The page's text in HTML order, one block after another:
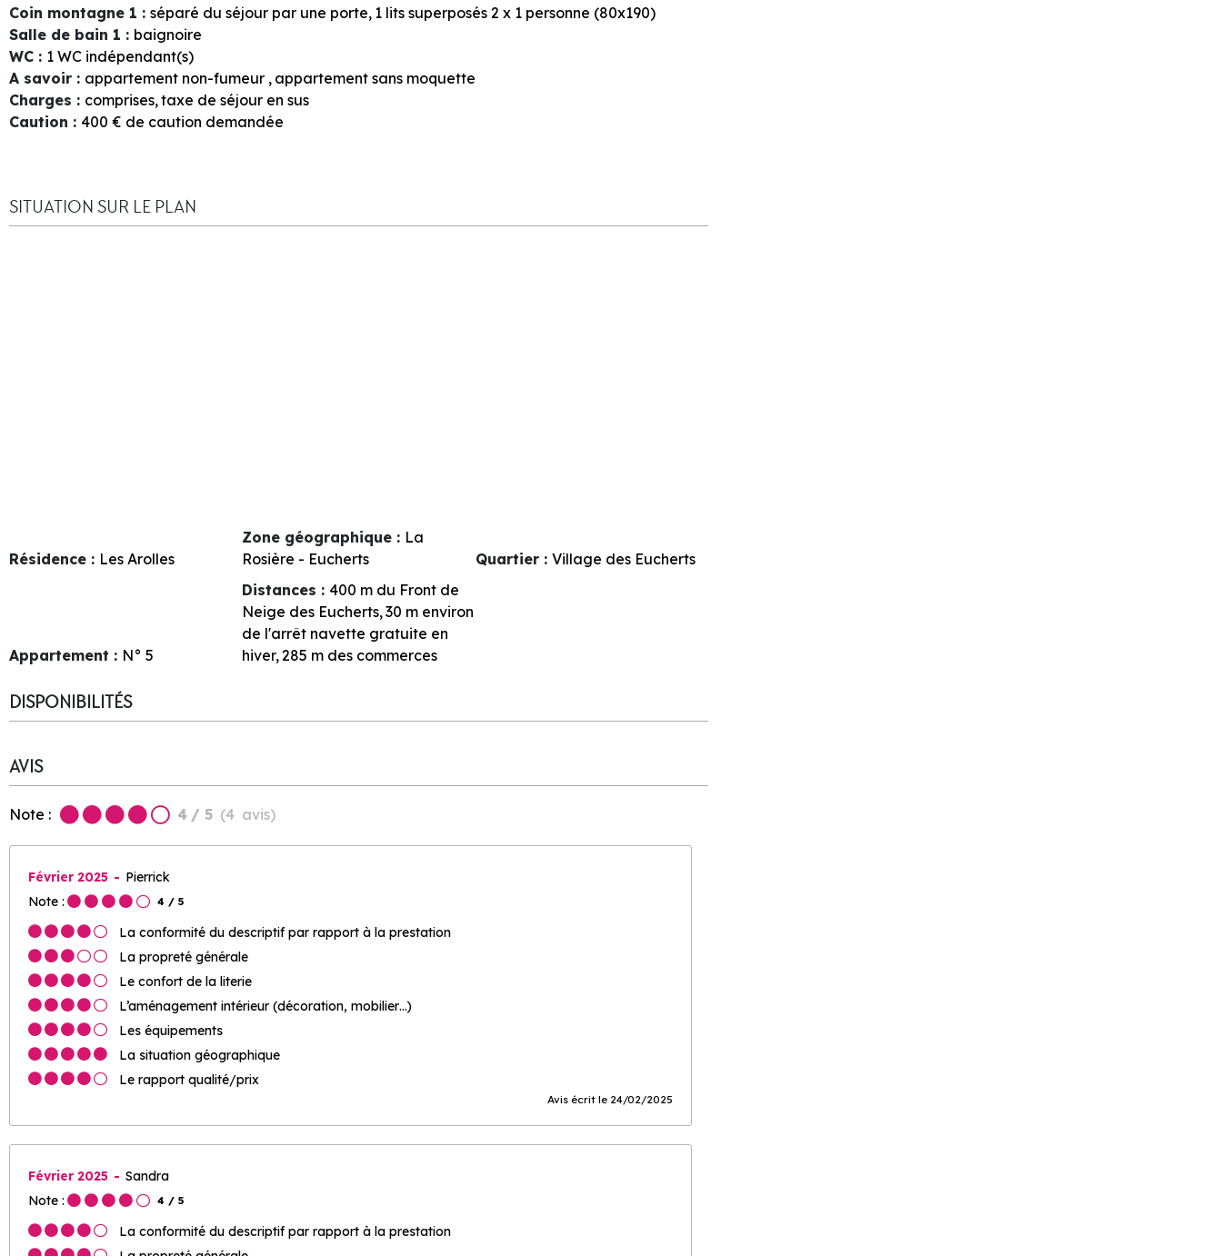
Coin montagne 1 : séparé du séjour par une porte 1 lits superposés 2 x 1 personne (80x190)
Salle de bain 1 : baignoire
WC : 1 WC indépendant(s)
A savoir : appartement non-fumeur appartement sans moquette
Charges : comprises taxe de séjour en sus
Caution : 400 € de caution demandée
SITUATION SUR LE PLAN
Résidence : Les Arolles
Zone géographique : La
Rosière - Eucherts
Quartier : Village des Eucherts
Appartement : N° 5
Distances : 400 m du Front de
Neige des Eucherts 30 m environ
de l'arrêt navette gratuite en
hiver 285 m des commerces
DISPONIBILITÉS
AVIS
Note : 4 / 5 (4 avis)
Février 2025
Pierrick
Note :
4 / 5
La conformité du descriptif par rapport à la prestation
La propreté générale
Le confort de la literie
L’aménagement intérieur (décoration, mobilier…)
Les équipements
La situation géographique
Le rapport qualité/prix
Avis écrit le 24/02/2025
Février 2025
Sandra
Note :
4 / 5
La conformité du descriptif par rapport à la prestation